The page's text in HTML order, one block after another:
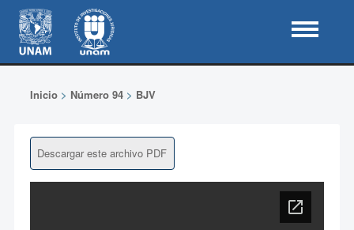
Inicio> Número 94> BJV
Descargar este archivo PDF